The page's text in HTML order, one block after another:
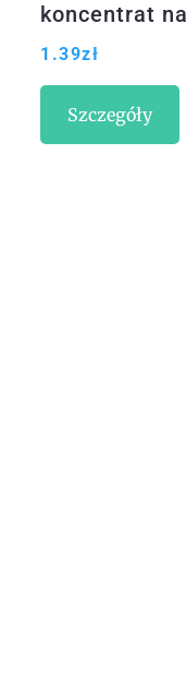
koncentrat
izotonicznego
1.39zł
Szczegóły